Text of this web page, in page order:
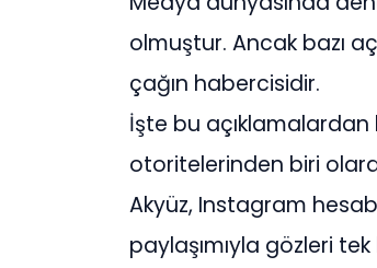
olmuştur. Ancak bazı
çağın habercisidir.
İşte bu
otoritelerinden biri
Akyüz, Instagram
paylaşımıyla gözleri